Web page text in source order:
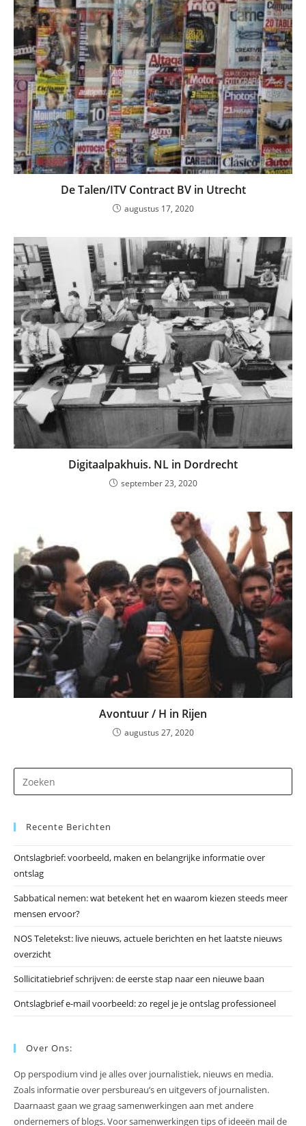
De Talen/ITV Contract BV in Utrecht
augustus 17, 2020
Digitaalpakhuis. NL in Dordrecht
september 23, 2020
Avontuur / H in Rijen
augustus 27, 2020
op
Recente Berichten
Ontslagbrief: voorbeeld, maken en belangrijke informatie over
ontslag
Sabbatical nemen: wat betekent het en waarom kiezen steeds meer
mensen ervoor?
NOS Teletekst: live nieuws, actuele berichten en het laatste nieuws
overzicht
Sollicitatiebrief schrijven: de eerste stap naar een nieuwe baan
Ontslagbrief e-mail voorbeeld: zo regel je je ontslag professioneel
Over Ons:
Op perspodium vind je alles over journalistiek, nieuws en media.
Zoals informatie over persbureau’s en uitgevers of journalisten.
Daarnaast gaan we graag samenwerkingen aan met andere
ondernemers of blogs. Voor samenwerkingen tips of ideeën mail de